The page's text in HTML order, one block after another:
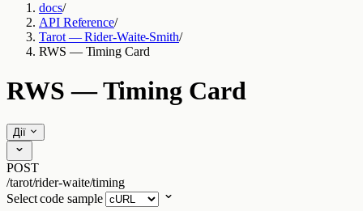
docs/
API Reference/
Tarot — Rider-Waite-Smith/
RWS — Timing Card
RWS — Timing Card
Дії
POST
/tarot/rider-waite/timing
Select code sample